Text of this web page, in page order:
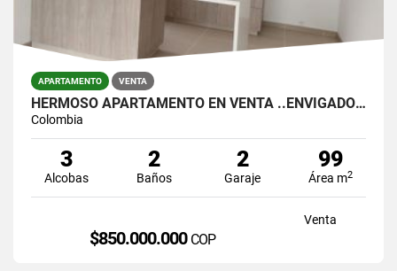
APARTAMENTO VENTA
HERMOSO APARTAMENTO EN VENTA ..ENVIGADO -CHINGUI.
Colombia
3
Alcobas
2
Baños
2
Garaje
99
Área m2
Venta
$850.000.000 COP